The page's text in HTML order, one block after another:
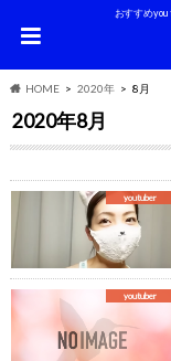
おすすめ
HOME 2020年 8月
2020年8月
youtuber
youtuber